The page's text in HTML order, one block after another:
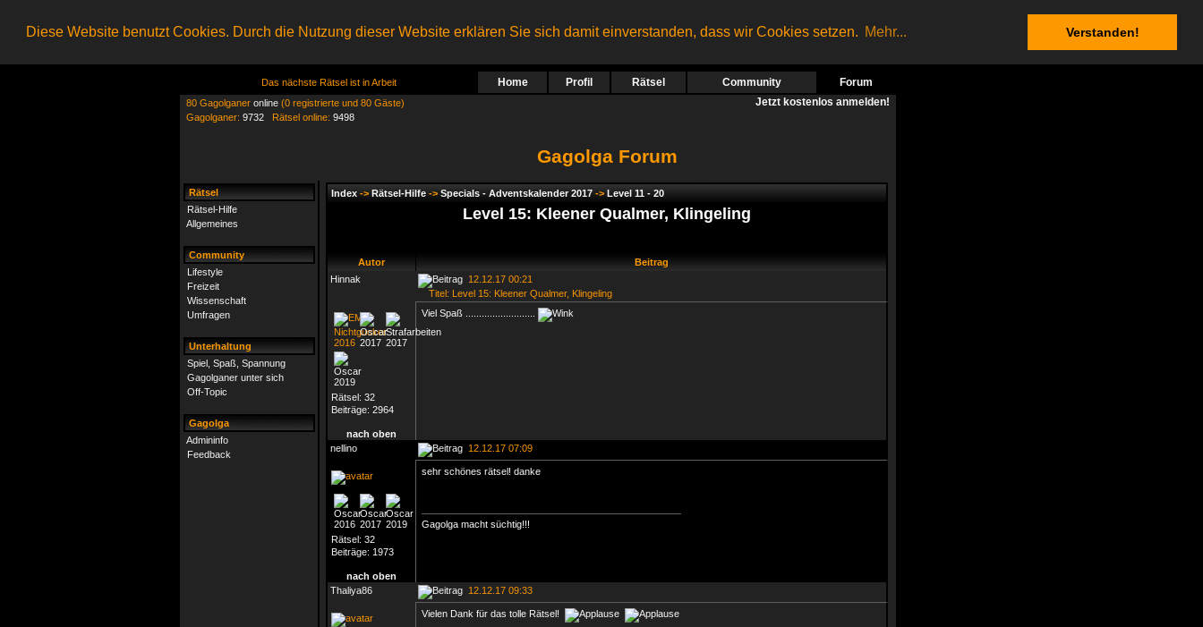
Diese Website benutzt Cookies. Durch die Nutzung dieser Website erklären Sie sich damit einverstanden, dass wir Cookies setzen. Mehr... Verstanden!
Das nächste Rätsel ist in Arbeit Home Profil Rätsel Community Forum
80 Gagolganer online (0 registrierte und 80 Gäste)
Gagolganer: 9732 Rätsel online: 9498
Jetzt kostenlos anmelden!
Gagolga Forum
Rätsel
Rätsel-Hilfe
Allgemeines
Community
Lifestyle
Freizeit
Wissenschaft
Umfragen
Unterhaltung
Spiel, Spaß, Spannung
Gagolganer unter sich
Off-Topic
Gagolga
Admininfo
Feedback
Index -> Rätsel-Hilfe -> Specials - Adventskalender 2017 -> Level 11 - 20
Level 15: Kleener Qualmer, Klingeling
Autor
Beitrag
Hinnak
12.12.17 00:21
Titel: Level 15: Kleener Qualmer, Klingeling
Rätsel: 32
Beiträge: 2964
Viel Spaß ..........................
nach oben
nellino
12.12.17 07:09
Rätsel: 32
Beiträge: 1973
sehr schönes rätsel! danke
Gagolga macht süchtig!!!
nach oben
Thaliya86
12.12.17 09:33
Vielen Dank für das tolle Rätsel!